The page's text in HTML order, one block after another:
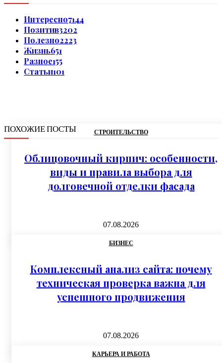
Интересно7144
Позитив3202
Полезно2223
Жизнь651
Разное155
Статьи101
ПОХОЖИЕ ПОСТЫ СТРОИТЕЛЬСТВО
Облицовочный кирпич: особенности,
виды и правила выбора для
долговечной отделки фасада
07.08.2026
БИЗНЕС
Комплексный анализ сайта: почему
техническая проверка важна для
успешного продвижения
07.08.2026
КАРЬЕРА И РАБОТА